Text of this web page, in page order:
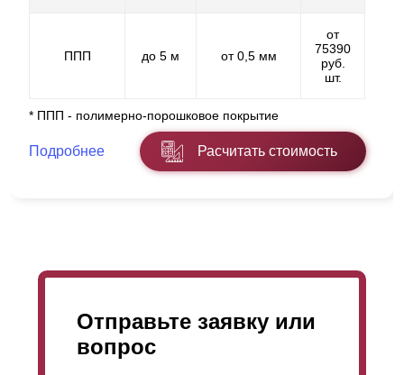
ППП до 5 м от 0,5 мм
от
75390
руб.
шт.
* ППП - полимерно-порошковое покрытие
Подробнее Расчитать стоимость
Отправьте заявку или
вопрос